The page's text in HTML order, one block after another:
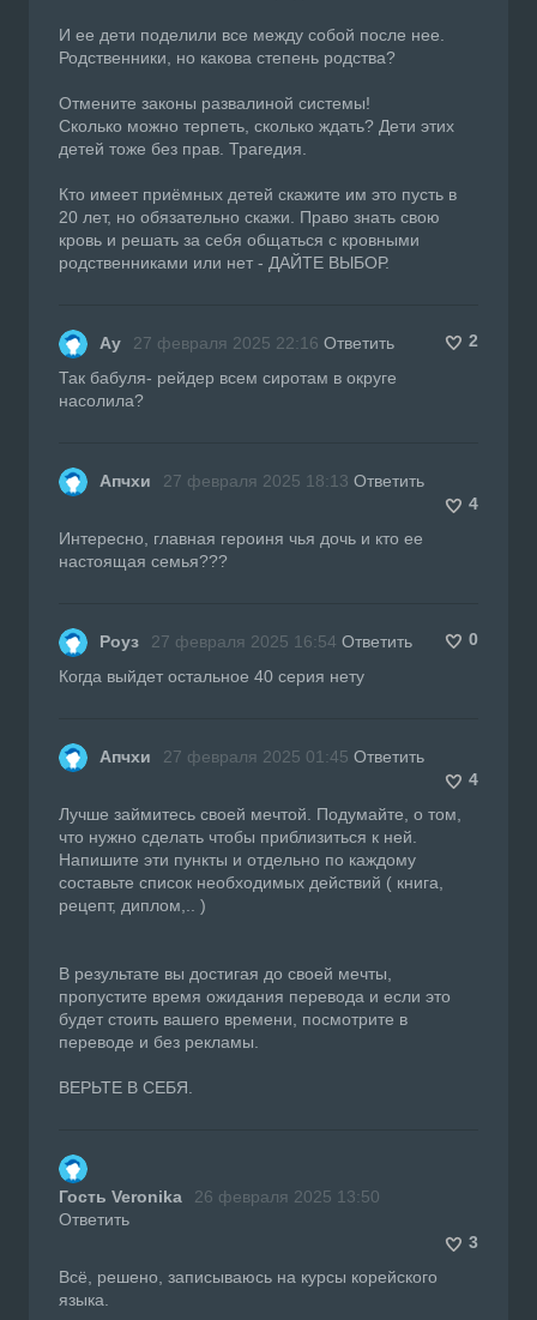
И ее дети поделили все между собой после нее.
Родственники, но какова степень родства?
Отмените законы развалиной системы!
Сколько можно терпеть, сколько ждать? Дети этих
детей тоже без прав. Трагедия.
Кто имеет приёмных детей скажите им это пусть в
20 лет, но обязательно скажи. Право знать свою
кровь и решать за себя общаться с кровными
родственниками или нет - ДАЙТЕ ВЫБОР.
Ау 27 февраля 2025 22:16 Ответить
2
Так бабуля- рейдер всем сиротам в округе
насолила?
Апчхи 27 февраля 2025 18:13 Ответить
4
Интересно, главная героиня чья дочь и кто ее
настоящая семья???
Роуз 27 февраля 2025 16:54 Ответить
0
Когда выйдет остальное 40 серия нету
Апчхи 27 февраля 2025 01:45 Ответить
4
Лучше займитесь своей мечтой. Подумайте, о том,
что нужно сделать чтобы приблизиться к ней.
Напишите эти пункты и отдельно по каждому
составьте список необходимых действий ( книга,
рецепт, диплом,.. )
В результате вы достигая до своей мечты,
пропустите время ожидания перевода и если это
будет стоить вашего времени, посмотрите в
переводе и без рекламы.
ВЕРЬТЕ В СЕБЯ.
Гость Veronika
26 февраля 2025 13:50
Ответить
3
Всё, решено, записываюсь на курсы корейского
языка.